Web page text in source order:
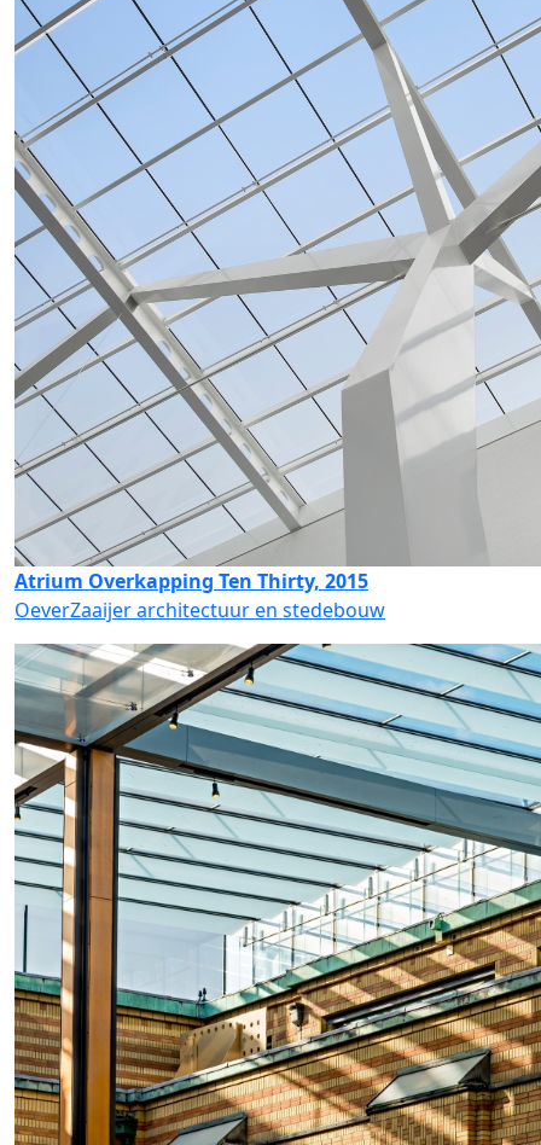
Atrium Overkapping Ten Thirty, 2015
OeverZaaijer architectuur en stedebouw